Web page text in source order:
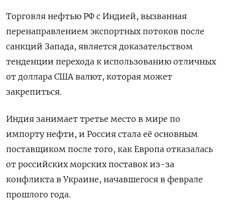
Торговля нефтью РФ c Индией, вызванная
перенаправлением экспортных потоков после
санкций Запада, является доказательством
тенденции перехода к использованию отличных
от доллара США валют, которая может
закрепиться.
Индия занимает третье место в мире по
импорту нефти, и Россия стала её основным
поставщиком после того, как Европа отказалась
от российских морских поставок из-за
конфликта в Украине, начавшегося в феврале
прошлого года.